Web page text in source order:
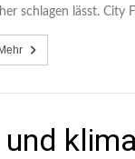
schlagen lässt. City
Mehr